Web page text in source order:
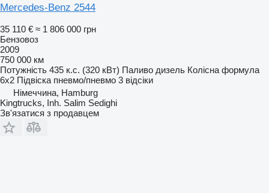
Mercedes-Benz 2544
35 110 € ≈ 1 806 000 грн
Бензовоз
2009
750 000 км
Потужність 435 к.с. (320 кВт) Паливо дизель Колісна формула
6x2 Підвіска пневмо/пневмо 3 відсіки
Німеччина, Hamburg
Kingtrucks, Inh. Salim Sedighi
Зв'язатися з продавцем